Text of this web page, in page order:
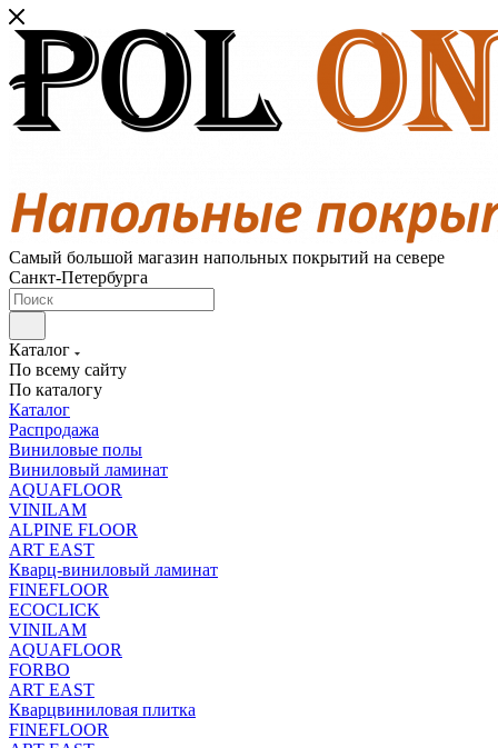
Самый большой магазин напольных покрытий на севере
Санкт-Петербурга
Каталог
По всему сайту
По каталогу
Каталог
Распродажа
Виниловые полы
Виниловый ламинат
AQUAFLOOR
VINILAM
ALPINE FLOOR
ART EAST
Кварц-виниловый ламинат
FINEFLOOR
ECOCLICK
VINILAM
AQUAFLOOR
FORBO
ART EAST
Кварцвиниловая плитка
FINEFLOOR